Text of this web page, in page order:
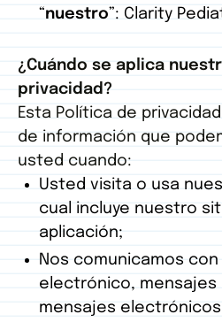
“nuestro”: Clarity
¿Cuándo se aplica
privacidad?
Esta Política de
de información que
usted cuando:
Usted visita o usa
cual incluye nuestro
aplicación;
Nos comunicamos
electrónico,
mensajes